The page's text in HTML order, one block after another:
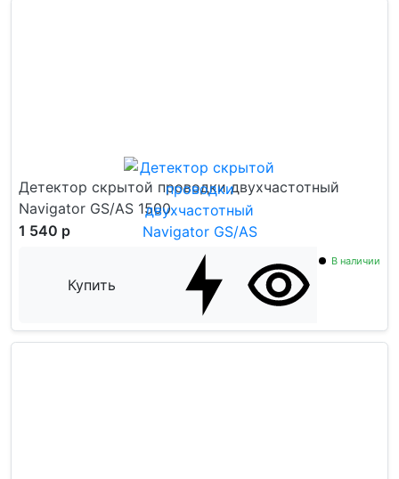
Детектор скрытой проводки двухчастотный
Navigator GS/AS 1500
1 540 р
Купить
В наличии